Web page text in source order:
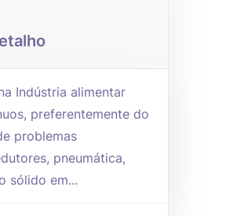
Indústria alimentar
preferentemente do
problemas
pneumática,
sólido em...